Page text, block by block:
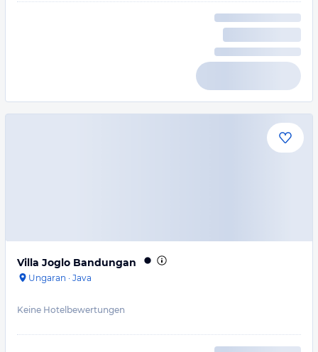
Villa Joglo Bandungan
Ungaran · Java
Keine Hotelbewertungen